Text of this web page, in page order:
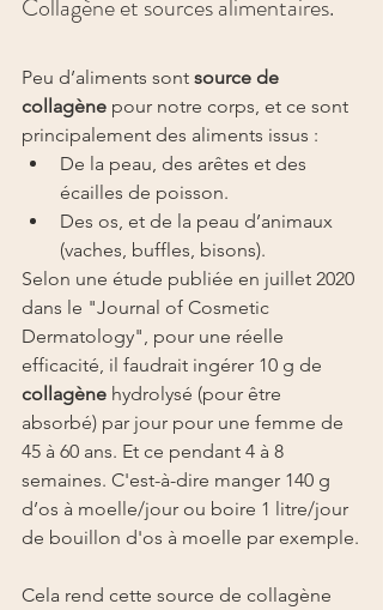
Collagène et sources alimentaires.
Peu d’aliments sont source de
collagène pour notre corps, et ce sont
principalement des aliments issus :
De la peau, des arêtes et des
écailles de poisson.
Des os, et de la peau d’animaux
(vaches, buffles, bisons).
Selon une étude publiée en juillet 2020
dans le "Journal of Cosmetic
Dermatology", pour une réelle
efficacité, il faudrait ingérer 10 g de
collagène hydrolysé (pour être
absorbé) par jour pour une femme de
45 à 60 ans. Et ce pendant 4 à 8
semaines. C'est-à-dire manger 140 g
d’os à moelle/jour ou boire 1 litre/jour
de bouillon d'os à moelle par exemple.
Cela rend cette source de collagène